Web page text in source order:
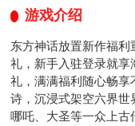
游戏介绍
东方神话放置新作福
礼，新手入驻登录就享
礼，满满福利随心畅享
诗，沉浸式架空六界
哪吒、大圣等一众上